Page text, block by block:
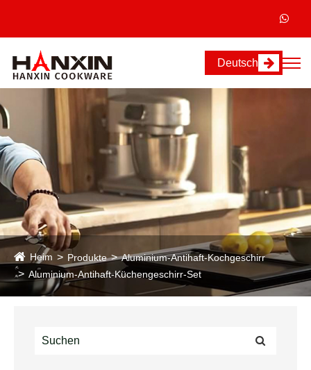
Deutsch
Heim Produkte
Aluminium-Antihaft-Kochgeschirr
Aluminium-Antihaft-Küchengeschirr-Set